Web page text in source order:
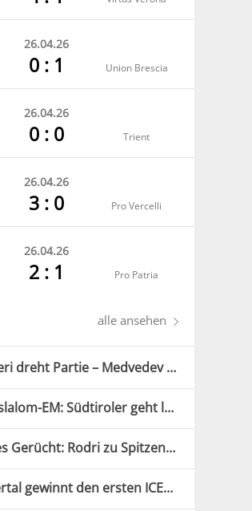
26.04.26
0 : 1 Union Brescia
26.04.26
0 : 0 Trient
26.04.26
3 : 0 Pro Vercelli
26.04.26
2 : 1 Pro Patria
alle ansehen
Darderi dreht Partie – Medvedev enttäuscht
Kanuslalom-EM: Südtiroler geht leer aus
Heißes Gerücht: Rodri zu Spitzenklub?
Pustertal gewinnt den ersten ICEHL-Hallencheck